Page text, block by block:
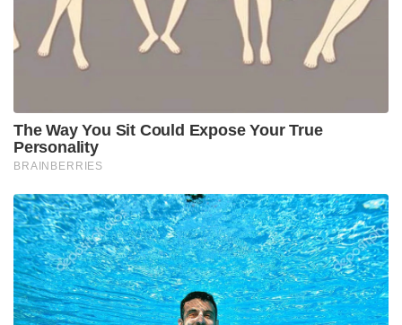
The Way You Sit Could Expose Your True
Personality
BRAINBERRIES